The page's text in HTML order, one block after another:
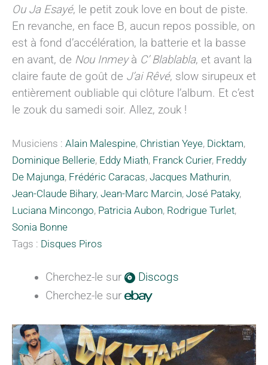
Ou Ja Esayé, le petit zouk love en bout de piste.
En revanche, en face B, aucun repos possible, on
est à fond d’accélération, la batterie et la basse
en avant, de Nou Inmeyà C’ Blablabla, et avant la
claire faute de goût de J’ai Rêvé, slow sirupeux et
entièrement oubliable qui clôture l’album. Et c’est
le zouk du samedi soir. Allez, zouk !
Musiciens : Alain Malespine, Christian Yeye, Dicktam,
Dominique Bellerie, Eddy Miath, Franck Curier, Freddy
De Majunga, Frédéric Caracas, Jacques Mathurin,
Jean-Claude Bihary, Jean-Marc Marcin, José Pataky,
Luciana Mincongo, Patricia Aubon, Rodrigue Turlet,
Sonia Bonne
Tags : Disques Piros
Cherchez-le sur
Discogs
Cherchez-le sur